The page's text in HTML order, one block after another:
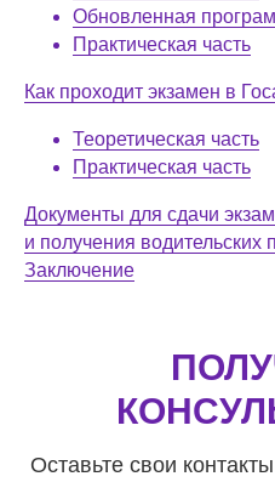
Обновленная
Практическая часть
Как проходит экзамен в
Теоретическая часть
Практическая часть
Документы для сдачи
и получения водительских
Заключение
Оставьте свои